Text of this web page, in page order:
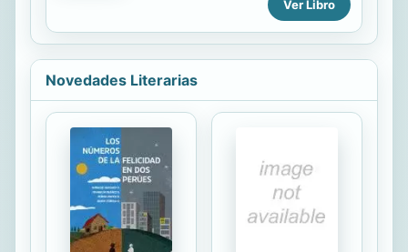
ahora ha sido tan omnipresente o
generalizada, pero tampoco nunca
algo al respecto. Antes incluso de
que la pandemia mundial introdujera
el concepto de "distanciamiento
social", el tejido de la comunidad se
estaba desmoronando y nuestras
relaciones personales estaban
amenazadas. Y la tecnología no era
la única culpable. Igual de culpables
son el...
Ver Libro
Novedades Literarias